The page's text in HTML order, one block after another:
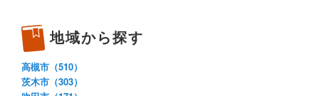
地域から探す
高槻市（510）
茨木市（303）